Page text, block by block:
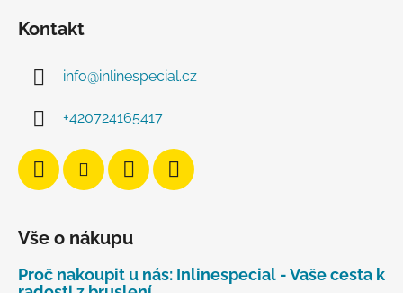
Kontakt
info@inlinespecial.cz
+420724165417
Vše o nákupu
Proč nakoupit u nás: Inlinespecial - Vaše cesta k